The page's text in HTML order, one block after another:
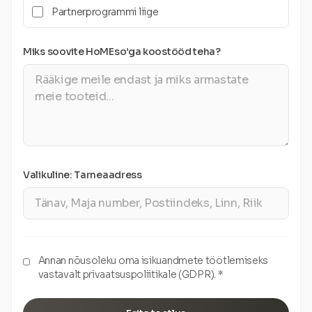
Partnerprogrammi liige
Miks soovite HoMEso’ga koostööd teha?
Valikuline: Tarneaadress
Annan nõusoleku oma isikuandmete töötlemiseks
vastavalt privaatsuspoliitikale (GDPR). *